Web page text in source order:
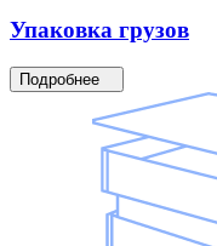
Упаковка грузов
Подробнее